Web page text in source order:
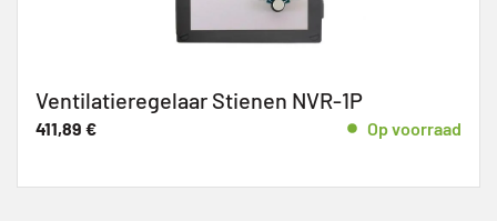
Ventilatieregelaar Stienen NVR-1P
411,89€ Op voorraad